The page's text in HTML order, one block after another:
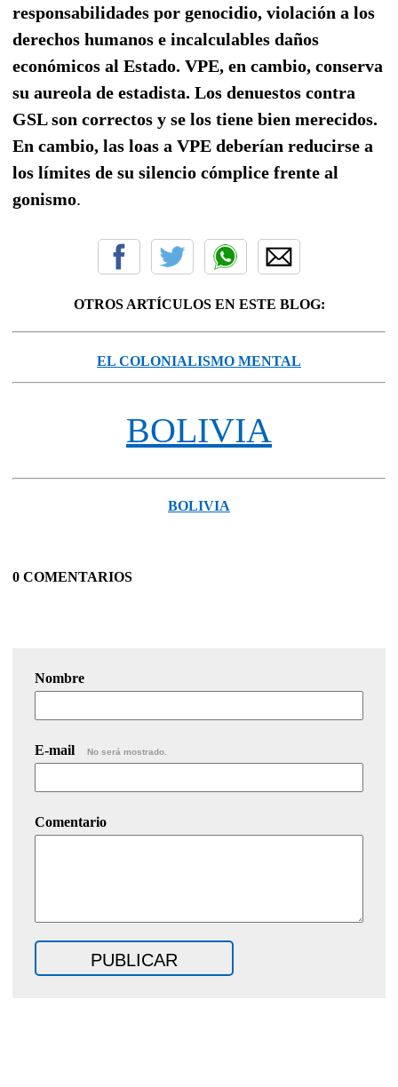
responsabilidades por genocidio, violación a los
derechos humanos e incalculables daños
económicos al Estado. VPE, en cambio, conserva
su aureola de estadista. Los denuestos contra
GSL son correctos y se los tiene bien merecidos.
En cambio, las loas a VPE deberían reducirse a
los límites de su silencio cómplice frente al
gonismo.
OTROS ARTÍCULOS EN ESTE BLOG:
EL COLONIALISMO MENTAL
BOLIVIA
BOLIVIA
0 COMENTARIOS
Nombre
E-mail No será mostrado.
Comentario